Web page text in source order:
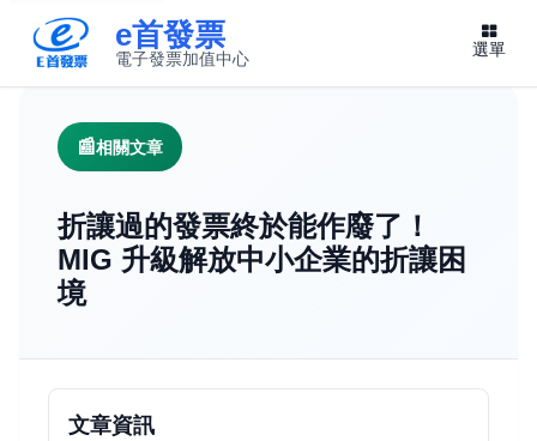
e首發票
電子發票加值中心 選單
相關文章
折讓過的發票終於能作廢了！
MIG 升級解放中小企業的折讓困
境
文章資訊